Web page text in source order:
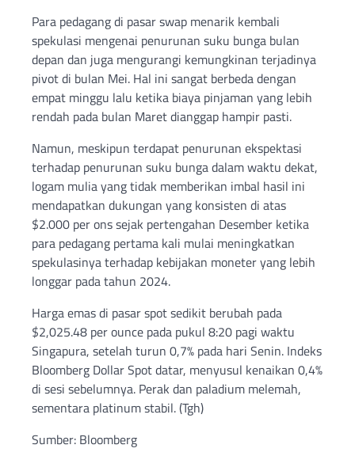
Para pedagang di pasar swap menarik kembali
spekulasi mengenai penurunan suku bunga bulan
depan dan juga mengurangi kemungkinan terjadinya
pivot di bulan Mei. Hal ini sangat berbeda dengan
empat minggu lalu ketika biaya pinjaman yang lebih
rendah pada bulan Maret dianggap hampir pasti.
Namun, meskipun terdapat penurunan ekspektasi
terhadap penurunan suku bunga dalam waktu dekat,
logam mulia yang tidak memberikan imbal hasil ini
mendapatkan dukungan yang konsisten di atas
$2.000 per ons sejak pertengahan Desember ketika
para pedagang pertama kali mulai meningkatkan
spekulasinya terhadap kebijakan moneter yang lebih
longgar pada tahun 2024.
Harga emas di pasar spot sedikit berubah pada
$2,025.48 per ounce pada pukul 8:20 pagi waktu
Singapura, setelah turun 0,7% pada hari Senin. Indeks
Bloomberg Dollar Spot datar, menyusul kenaikan 0,4%
di sesi sebelumnya. Perak dan paladium melemah,
sementara platinum stabil. (Tgh)
Sumber: Bloomberg